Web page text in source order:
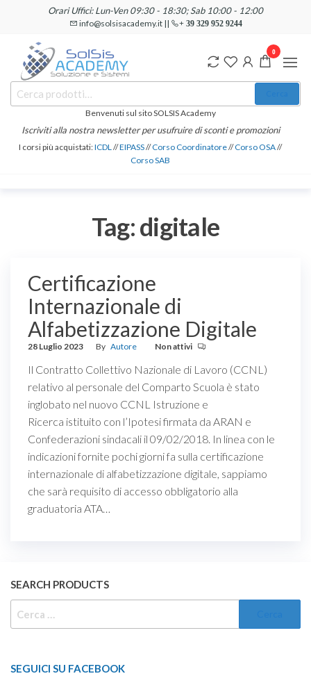
contenuto
Orari Uffici: Lun-Ven 09:30 - 18:30; Sab 10:00 - 12:00
info@solsisacademy.it || + 39 329 952 9244
SOLSIS
Academy
Corsi e
Certificazioni
Linguistiche
Benvenuti sul sito SOLSIS Academy
Iscriviti alla nostra newsletter per usufruire di sconti e promozioni
I corsi più acquistati:ICDL//EIPASS//Corso Coordinatore//Corso OSA//
Corso SAB
0
Tag:digitale
Certificazione
Internazionale di
Alfabetizzazione Digitale
28 Luglio 2023 By Autore Non attivi
Il Contratto Collettivo Nazionale di Lavoro (CCNL)
relativo al personale del Comparto Scuola è stato
inglobato nel nuovo CCNL Istruzione e
Ricerca istituito con l’Ipotesi firmata da ARAN e
Confederazioni sindacali il 09/02/2018. In linea con le
indicazioni fornite pochi giorni fa sulla certificazione
internazionale di alfabetizzazione digitale, sappiamo
che sarà requisito di accesso obbligatorio alla
graduatoria ATA…
SEARCH PRODUCTS
SEGUICI SU FACEBOOK